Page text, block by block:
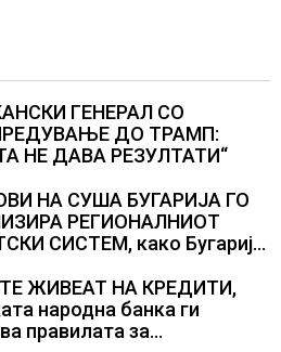
ГЕНЕРАЛ СО
ДО ТРАМП:
НЕ ДАВА РЕЗУЛТАТИ“
НА СУША БУГАРИЈА ГО
РЕГИОНАЛНИОТ
СИСТЕМ, како Бугарија
на енергија од батерии
ЖИВЕАТ НА КРЕДИТИ,
народна банка ги
правилата за